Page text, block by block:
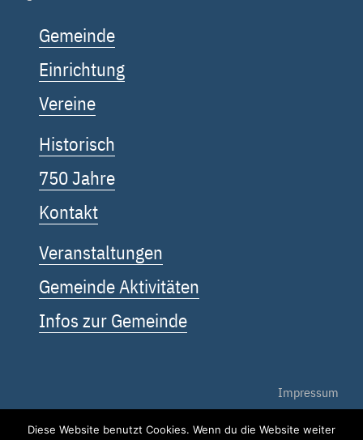
Gemeinde
Einrichtung
Vereine
Historisch
750 Jahre
Kontakt
Veranstaltungen
Gemeinde Aktivitäten
Infos zur Gemeinde
Impressum
Datenschutz
Diese Website benutzt Cookies. Wenn du die Website weiter